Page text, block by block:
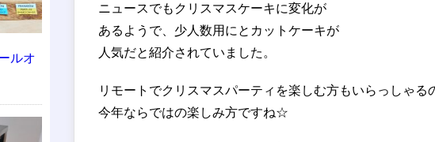
ニュースでもクリスマスケーキに変化が
あるようで、少人数用にとカットケーキが
人気だと紹介されていました。
リモートでクリスマスパーティを楽しむ方もいらっしゃる
今年ならではの楽しみ方ですね☆
ルオ